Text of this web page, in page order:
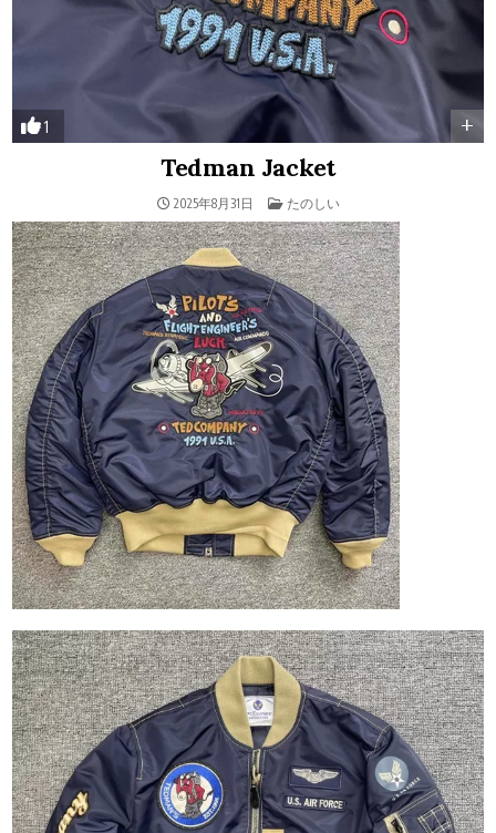
1 +
Tedman Jacket
2025年8月31日 POSTED IN
たのしい